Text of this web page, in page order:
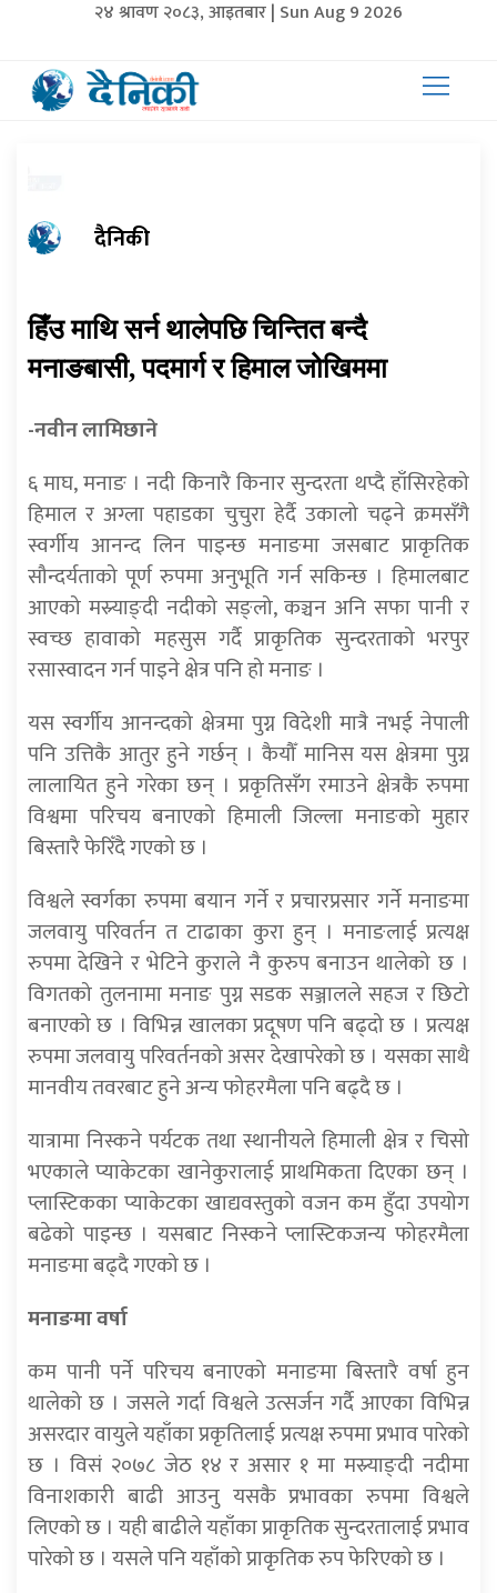
२४ श्रावण २०८३, आइतबार | Sun Aug 9 2026
दैनिकी
हिँउ माथि सर्न थालेपछि चिन्तित बन्दै
मनाङबासी, पदमार्ग र हिमाल जोखिममा
-नवीन लामिछाने
६ माघ, मनाङ । नदी किनारै किनार सुन्दरता थप्दै हाँसिरहेको
हिमाल र अग्ला पहाडका चुचुरा हेर्दै उकालो चढ्ने क्रमसँगै
स्वर्गीय आनन्द लिन पाइन्छ मनाङमा जसबाट प्राकृतिक
सौन्दर्यताको पूर्ण रुपमा अनुभूति गर्न सकिन्छ । हिमालबाट
आएको मस्र्याङ्दी नदीको सङ्लो, कञ्चन अनि सफा पानी र
स्वच्छ हावाको महसुस गर्दै प्राकृतिक सुन्दरताको भरपुर
रसास्वादन गर्न पाइने क्षेत्र पनि हो मनाङ ।
यस स्वर्गीय आनन्दको क्षेत्रमा पुग्न विदेशी मात्रै नभई नेपाली
पनि उत्तिकै आतुर हुने गर्छन् । कैयौँ मानिस यस क्षेत्रमा पुग्न
लालायित हुने गरेका छन् । प्रकृतिसँग रमाउने क्षेत्रकै रुपमा
विश्वमा परिचय बनाएको हिमाली जिल्ला मनाङको मुहार
बिस्तारै फेरिँदै गएको छ ।
विश्वले स्वर्गका रुपमा बयान गर्ने र प्रचारप्रसार गर्ने मनाङमा
जलवायु परिवर्तन त टाढाका कुरा हुन् । मनाङलाई प्रत्यक्ष
रुपमा देखिने र भेटिने कुराले नै कुरुप बनाउन थालेको छ ।
विगतको तुलनामा मनाङ पुग्न सडक सञ्जालले सहज र छिटो
बनाएको छ । विभिन्न खालका प्रदूषण पनि बढ्दो छ । प्रत्यक्ष
रुपमा जलवायु परिवर्तनको असर देखापरेको छ । यसका साथै
मानवीय तवरबाट हुने अन्य फोहरमैला पनि बढ्दै छ ।
यात्रामा निस्कने पर्यटक तथा स्थानीयले हिमाली क्षेत्र र चिसो
भएकाले प्याकेटका खानेकुरालाई प्राथमिकता दिएका छन् ।
प्लास्टिकका प्याकेटका खाद्यवस्तुको वजन कम हुँदा उपयोग
बढेको पाइन्छ । यसबाट निस्कने प्लास्टिकजन्य फोहरमैला
मनाङमा बढ्दै गएको छ ।
मनाङमा वर्षा
कम पानी पर्ने परिचय बनाएको मनाङमा बिस्तारै वर्षा हुन
थालेको छ । जसले गर्दा विश्वले उत्सर्जन गर्दै आएका विभिन्न
असरदार वायुले यहाँका प्रकृतिलाई प्रत्यक्ष रुपमा प्रभाव पारेको
छ । विसं २०७८ जेठ १४ र असार १ मा मस्र्याङ्दी नदीमा
विनाशकारी बाढी आउनु यसकै प्रभावका रुपमा विश्वले
लिएको छ । यही बाढीले यहाँका प्राकृतिक सुन्दरतालाई प्रभाव
पारेको छ । यसले पनि यहाँको प्राकृतिक रुप फेरिएको छ ।